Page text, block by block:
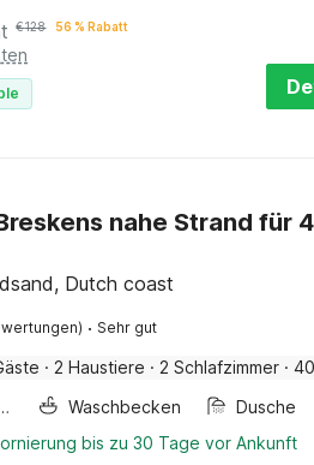
€128 56 % Rabatt
nahe Strand für
Dutch coast
· Sehr gut
· 2 Haustiere · 2 Schlafzimmer ·
Waschbecken Dusche
bis zu 30 Tage vor Ankunft